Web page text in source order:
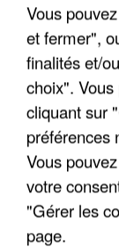
Vous
et fermer",
finalités et/
choix".
cliquant sur
préférences
Vous
votre
"Gérer les
page.